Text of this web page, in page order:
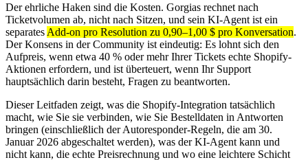
Der ehrliche Haken sind die Kosten. Gorgias rechnet nach
Ticketvolumen ab, nicht nach Sitzen, und sein KI-Agent ist ein
separates Add-on pro Resolution zu 0,90–1,00 $ pro Konversation.
Der Konsens in der Community ist eindeutig: Es lohnt sich den
Aufpreis, wenn etwa 40 % oder mehr Ihrer Tickets echte Shopify-
Aktionen erfordern, und ist überteuert, wenn Ihr Support
hauptsächlich darin besteht, Fragen zu beantworten.
Dieser Leitfaden zeigt, was die Shopify-Integration tatsächlich
macht, wie Sie sie verbinden, wie Sie Bestelldaten in Antworten
bringen (einschließlich der Autoresponder-Regeln, die am 30.
Januar 2026 abgeschaltet werden), was der KI-Agent kann und
nicht kann, die echte Preisrechnung und wo eine leichtere Schicht